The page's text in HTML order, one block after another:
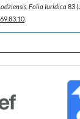
Folia Iuridica 83
.